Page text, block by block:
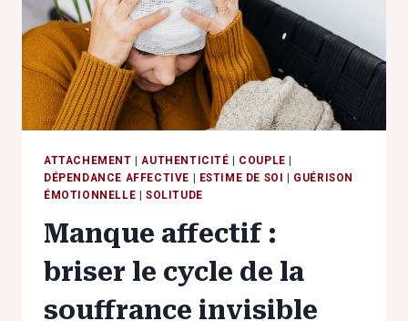
AMOUREUX »
LE
5
AVRIL
2026
EN
LIGNE
ATTACHEMENT |AUTHENTICITÉ | COUPLE |
DÉPENDANCE AFFECTIVE | ESTIME DE SOI | GUÉRISON
ÉMOTIONNELLE | SOLITUDE
Manque affectif :
briser le cycle de la
souffrance invisible